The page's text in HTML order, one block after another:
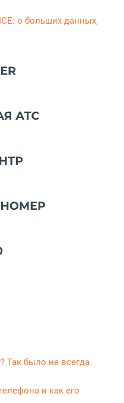
о больших данных,
было не всегда
и как его